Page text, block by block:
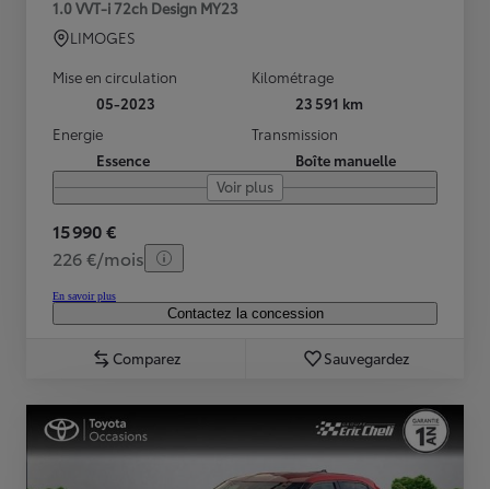
1.0 VVT-i 72ch Design MY23
LIMOGES
Mise en circulation
05-2023
Kilométrage
23 591 km
Energie
Essence
Transmission
Boîte manuelle
Voir plus
15 990 €
226 €/mois
En savoir plus
Contactez la concession
Comparez Sauvegardez